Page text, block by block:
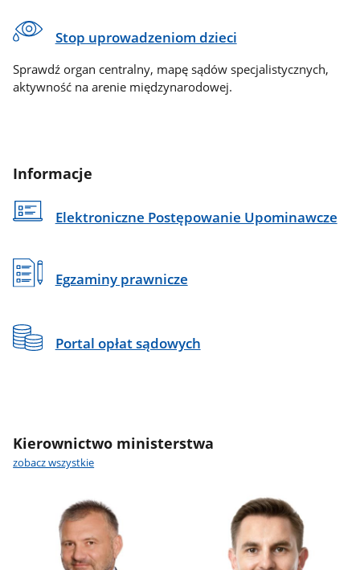
Stop uprowadzeniom dzieci
Sprawdź organ centralny, mapę sądów specjalistycznych,
aktywność na arenie międzynarodowej.
Informacje
Elektroniczne Postępowanie Upominawcze
Egzaminy prawnicze
Portal opłat sądowych
Kierownictwo ministerstwa
zobacz wszystkie